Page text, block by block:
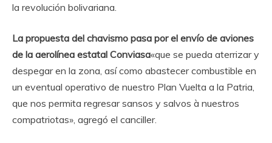
la revolución bolivariana.
La propuesta del chavismo pasa por el envío de aviones
de la aerolínea estatal Conviasa«que se pueda aterrizar y
despegar en la zona, así como abastecer combustible en
un eventual operativo de nuestro Plan Vuelta a la Patria,
que nos permita regresar sansos y salvos à nuestros
compatriotas», agregó el canciller.